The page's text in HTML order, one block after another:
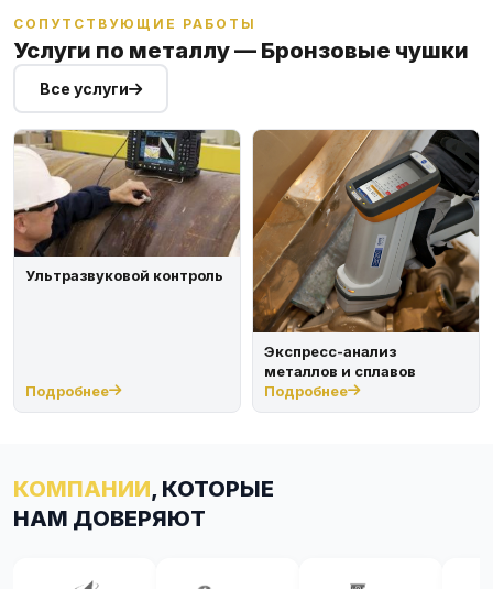
СОПУТСТВУЮЩИЕ РАБОТЫ
Услуги по металлу — Бронзовые чушки
Все услуги
Ультразвуковой контроль
Подробнее
Экспресс-анализ
металлов и сплавов
Подробнее
КОМПАНИИ, КОТОРЫЕ
НАМ ДОВЕРЯЮТ